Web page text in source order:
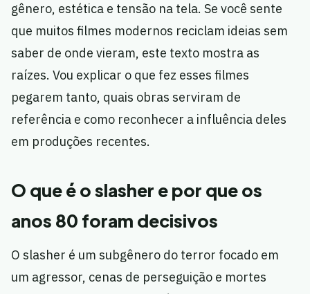
gênero, estética e tensão na tela. Se você sente
que muitos filmes modernos reciclam ideias sem
saber de onde vieram, este texto mostra as
raízes. Vou explicar o que fez esses filmes
pegarem tanto, quais obras serviram de
referência e como reconhecer a influência deles
em produções recentes.
O que é o slasher e por que os
anos 80 foram decisivos
O slasher é um subgênero do terror focado em
um agressor, cenas de perseguição e mortes